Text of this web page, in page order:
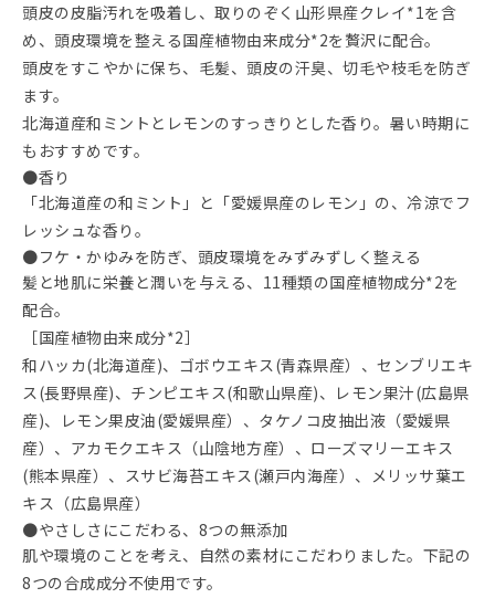
頭皮の皮脂汚れを吸着し、取りのぞく山形県産クレイ*1を含
め、頭皮環境を整える国産植物由来成分*2を贅沢に配合。
頭皮をすこやかに保ち、毛髪、頭皮の汗臭、切毛や枝毛を防ぎ
ます。
北海道産和ミントとレモンのすっきりとした香り。暑い時期に
もおすすめです。
●香り
「北海道産の和ミント」と「愛媛県産のレモン」の、冷涼でフ
レッシュな香り。
●フケ・かゆみを防ぎ、頭皮環境をみずみずしく整える
髪と地肌に栄養と潤いを与える、11種類の国産植物成分*2を
配合。
［国産植物由来成分*2］
和ハッカ(北海道産)、ゴボウエキス(青森県産）、センブリエキ
ス(長野県産)、チンピエキス(和歌山県産)、レモン果汁(広島県
産)、レモン果皮油(愛媛県産）、タケノコ皮抽出液（愛媛県
産）、アカモクエキス（山陰地方産）、ローズマリーエキス
(熊本県産）、スサビ海苔エキス(瀬戸内海産）、メリッサ葉エ
キス（広島県産）
●やさしさにこだわる、8つの無添加
肌や環境のことを考え、自然の素材にこだわりました。下記の
8つの合成成分不使用です。